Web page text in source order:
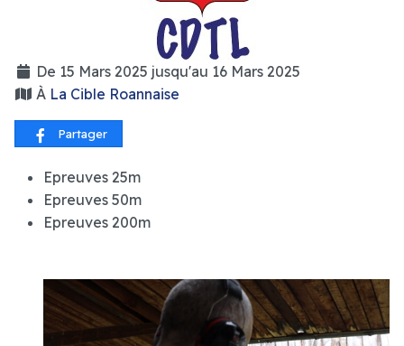
De 15 Mars 2025 jusqu'au 16 Mars 2025
À La Cible Roannaise
Partager
Epreuves 25m
Epreuves 50m
Epreuves 200m